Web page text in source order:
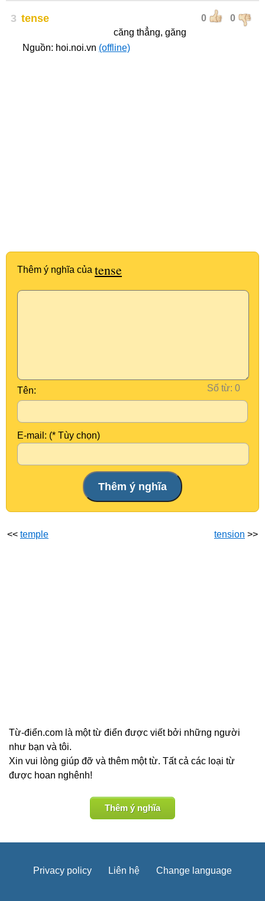
3 0 0
tense
căng thẳng, găng
Nguồn: hoi.noi.vn (offline)
Thêm ý nghĩa của tense
Số từ:
Tên:
E-mail: (* Tùy chọn)
<< temple tension >>
Từ-điển.com là một từ điển được viết bởi những người
như bạn và tôi.
Xin vui lòng giúp đỡ và thêm một từ. Tất cả các loại từ
được hoan nghênh!
Thêm ý nghĩa
Privacy policy Liên hệ Change language